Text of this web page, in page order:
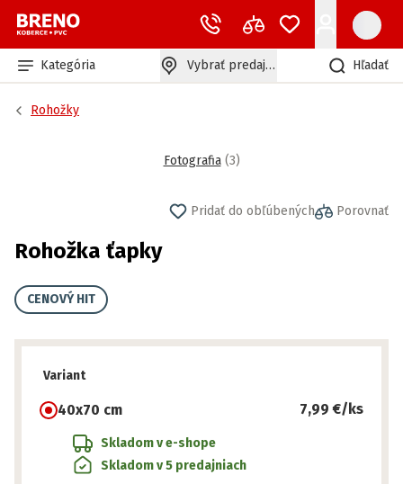
Kategória Vybrať predajňu Hľadať
Rohožky
Fotografia (3)
Pridať do obľúbených Porovnať
Rohožka ťapky
CENOVÝ HIT
Variant
40x70 cm 7,99 €/ks
Skladom v e-shope
Skladom v 5 predajniach